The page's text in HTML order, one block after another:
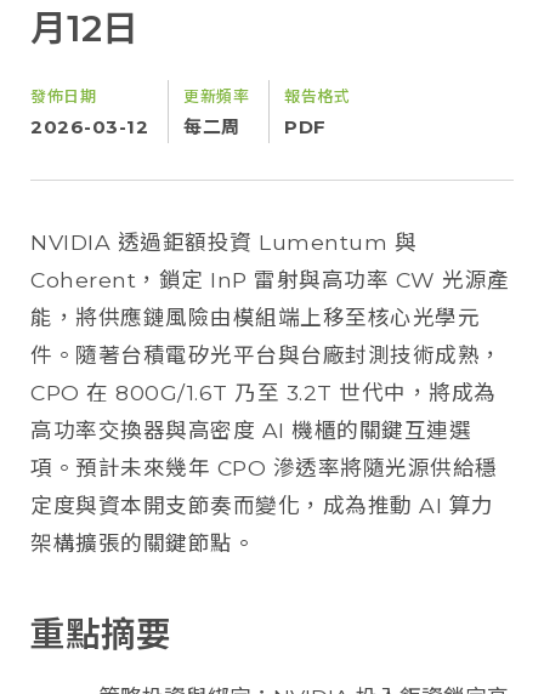
月12日
發佈日期
2026-03-12
更新頻率
每二周
報告格式
PDF
NVIDIA 透過鉅額投資 Lumentum 與
Coherent，鎖定 InP 雷射與高功率 CW 光源產
能，將供應鏈風險由模組端上移至核心光學元
件。隨著台積電矽光平台與台廠封測技術成熟，
CPO 在 800G/1.6T 乃至 3.2T 世代中，將成為
高功率交換器與高密度 AI 機櫃的關鍵互連選
項。預計未來幾年 CPO 滲透率將隨光源供給穩
定度與資本開支節奏而變化，成為推動 AI 算力
架構擴張的關鍵節點。
重點摘要